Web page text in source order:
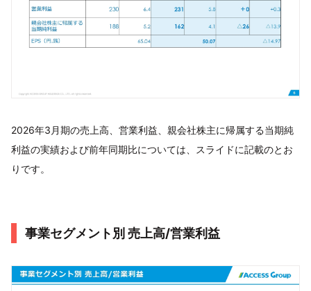
2026年3月期の売上高、営業利益、親会社株主に帰属する当期純
利益の実績および前年同期比については、スライドに記載のとお
りです。
事業セグメント別 売上高/営業利益